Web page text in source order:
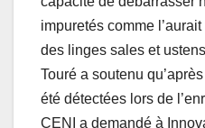
impuretés comme
des linges sales et
Touré a soutenu
été détectées lors de
CENI a demandé à